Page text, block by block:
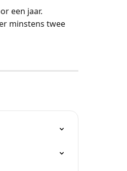
een jaar.
minstens twee